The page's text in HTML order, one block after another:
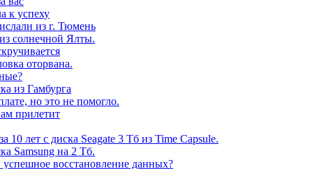
к успеху
из г. Тюмень
солнечной Ялты.
оторвана.
из Гамбурга
но это не помогло.
прилетит
лет с диска Seagate 3 Тб из Time Capsule.
Samsung на 2 Тб.
восстановление данных?